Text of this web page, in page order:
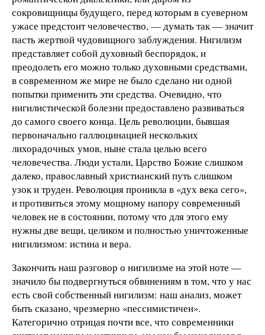
сокровищницы будущего, перед которым в суеверном
ужасе предстоит человечество, — думать так — значит
пасть жертвой чудовищного заблуждения. Нигилизм
представляет собой духовный беспорядок, и
преодолеть его можно только духовными средствами,
в современном же мире не было сделано ни одной
попытки применить эти средства. Очевидно, что
нигилистической болезни предоставлено развиваться
до самого своего конца. Цель революции, бывшая
первоначально галлюцинацией нескольких
лихорадочных умов, ныне стала целью всего
человечества. Люди устали, Царство Божие слишком
далеко, православный христианский путь слишком
узок и труден. Революция проникла в «дух века сего»,
и противиться этому мощному напору современный
человек не в состоянии, потому что для этого ему
нужны две вещи, целиком и полностью уничтоженные
нигилизмом: истина и вера.
Закончить наш разговор о нигилизме на этой ноте —
значило бы подвергнуться обвинениям в том, что у нас
есть свой собственный нигилизм: наш анализ, может
быть сказано, чрезмерно «пессимистичен».
Категорично отрицая почти все, что современники